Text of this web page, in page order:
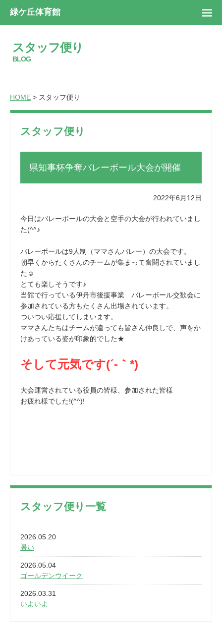
緑ケ丘体育館
スタッフ便り
BLOG
HOME > スタッフ便り
スタッフ便り
県知事杯争奪バレーボール大会が開催
2022年6月12日
今日はバレーボールの大会と空手の大会が行われていまし
た(^^♪
バレーボールは9人制（ママさんバレー）の大会です。
朝早くからたくさんのチームが集まって奮闘されていまし
た☺
とても楽しそうです♪
当館で行っている伊丹市後援事業 バレーボール交歓会に
参加されている方もたくさん出場されています。
ついつい応援してしまいます。
ママさんたちはチームが違っても皆さん仲良しで、声をか
けあっている姿が印象的でした★
そして元気です(´-｀*)
大会運営されている役員の皆様、参加された皆様
お疲れ様でした!(^^)!
スタッフ便り一覧
2026.05.20
暑い
2026.05.04
ゴールデンウイーク
2026.03.31
いよいよ